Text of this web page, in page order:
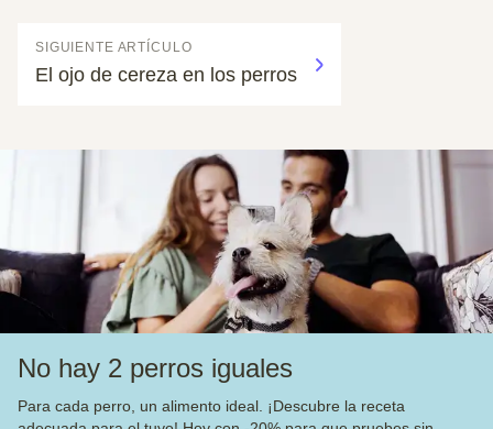
SIGUIENTE ARTÍCULO
El ojo de cereza en los perros
No hay 2 perros iguales
Para cada perro, un alimento ideal. ¡Descubre la receta